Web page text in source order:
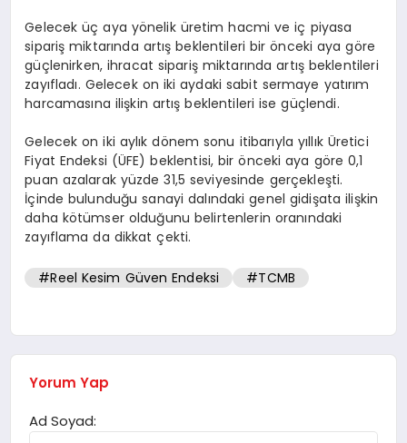
Gelecek üç aya yönelik üretim hacmi ve iç piyasa
sipariş miktarında artış beklentileri bir önceki aya göre
güçlenirken, ihracat sipariş miktarında artış beklentileri
zayıfladı. Gelecek on iki aydaki sabit sermaye yatırım
harcamasına ilişkin artış beklentileri ise güçlendi.
Gelecek on iki aylık dönem sonu itibarıyla yıllık Üretici
Fiyat Endeksi (ÜFE) beklentisi, bir önceki aya göre 0,1
puan azalarak yüzde 31,5 seviyesinde gerçekleşti.
İçinde bulunduğu sanayi dalındaki genel gidişata ilişkin
daha kötümser olduğunu belirtenlerin oranındaki
zayıflama da dikkat çekti.
#Reel Kesim Güven Endeksi #TCMB
Yorum Yap
Ad Soyad: